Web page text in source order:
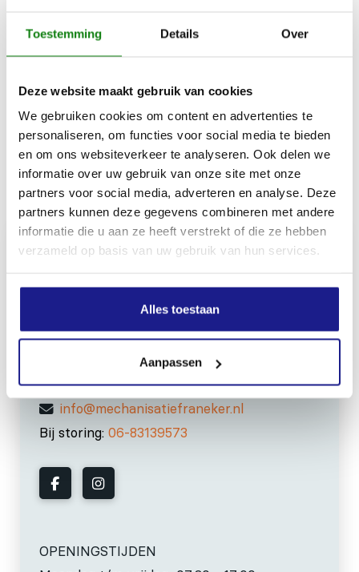
Toestemming Details Over
Deze website maakt gebruik van cookies
We gebruiken cookies om content en advertenties te
personaliseren, om functies voor social media te bieden
en om ons websiteverkeer te analyseren. Ook delen we
informatie over uw gebruik van onze site met onze
partners voor social media, adverteren en analyse. Deze
partners kunnen deze gegevens combineren met andere
informatie die u aan ze heeft verstrekt of die ze hebben
verzameld op basis van uw gebruik van hun services.
Alles toestaan
Aanpassen
2700 g
Schachthoogte
34 cm
Inhoud door
MECHANISATIE FRANEKER
8801 RD Franeker
0517-396800
info@mechanisatiefraneker.nl
Bij storing: 06-83139573
OPENINGSTIJDEN